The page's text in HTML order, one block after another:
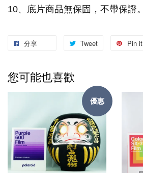
10、底片商品無保固，不帶保證。
分享 Tweet Pin it
您可能也喜歡
優惠